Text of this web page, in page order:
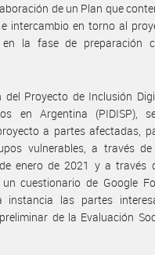
de un Plan que
intercambio en torno al
la fase de preparación
Proyecto de Inclusión
en Argentina (PIDISP),
a partes afectadas,
vulnerables, a través
enero de 2021 y a través
cuestionario de Google
instancia las partes
de la Evaluación